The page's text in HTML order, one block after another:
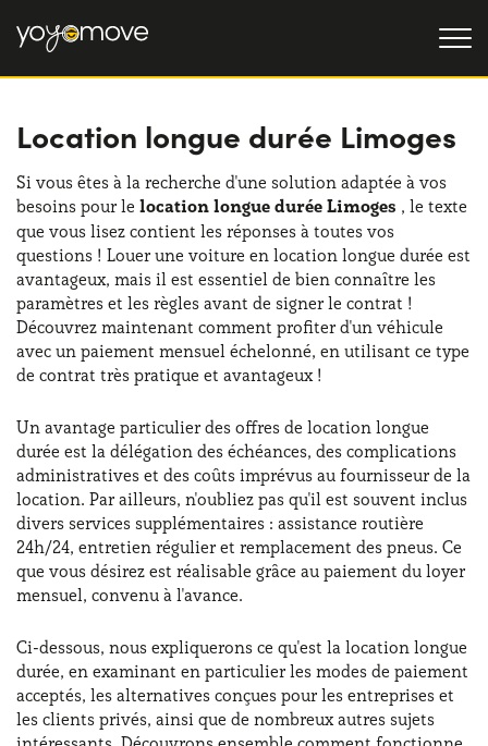
OFFRE LLD
Particulier
Professionnel
LLD OCCASION
QUI NOUS SOMMES
Notre histoire
Travailler avec nous
FONCTIONNEMENT
NOS AVANTAGES
Besoin d'aide ? 0139280852
Location longue durée Limoges
Si vous êtes à la recherche d'une solution adaptée à vos
besoins pour le location longue durée Limoges , le texte
que vous lisez contient les réponses à toutes vos
questions ! Louer une voiture en location longue durée est
avantageux, mais il est essentiel de bien connaître les
paramètres et les règles avant de signer le contrat !
Découvrez maintenant comment profiter d'un véhicule
avec un paiement mensuel échelonné, en utilisant ce type
de contrat très pratique et avantageux !
Un avantage particulier des offres de location longue
durée est la délégation des échéances, des complications
administratives et des coûts imprévus au fournisseur de la
location. Par ailleurs, n'oubliez pas qu'il est souvent inclus
divers services supplémentaires : assistance routière
24h/24, entretien régulier et remplacement des pneus. Ce
que vous désirez est réalisable grâce au paiement du loyer
mensuel, convenu à l'avance.
Ci-dessous, nous expliquerons ce qu'est la location longue
durée, en examinant en particulier les modes de paiement
acceptés, les alternatives conçues pour les entreprises et
les clients privés, ainsi que de nombreux autres sujets